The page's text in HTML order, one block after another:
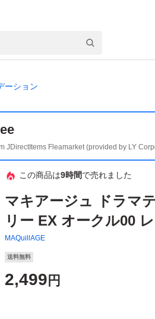
ーション
JDirectItems Fleamarket (provided by LY
この商品は9時間で売れました
マキアージュ ドラマ
リー EX オークル00
MAQuillAGE
送料無料
2,499 円